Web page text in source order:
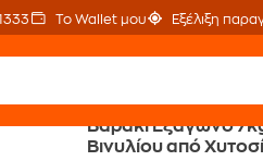
Το Wallet μου Εξέλιξη
Βαράκι Εξάγωνο
Βινυλίου από
Χυτοσίδηρο - Ροζ